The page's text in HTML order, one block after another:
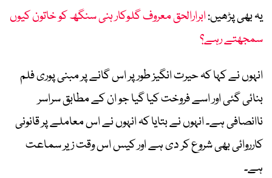
یہ بھی پڑھیں:ابرارالحق معروف گلوکار ہنی سنگھ کو خاتون کیوں
سمجھتے رہے؟
انہوں نے کہا کہ حیرت انگیز طور پر اس گانے پر مبنی پوری فلم
بنائی گئی اور اسے فروخت کیا گیا جو ان کے مطابق سراسر
ناانصافی ہے۔ انہوں نے بتایا کہ انہوں نے اس معاملے پر قانونی
کارروائی بھی شروع کر دی ہے اور کیس اس وقت زیر سماعت
ہے۔